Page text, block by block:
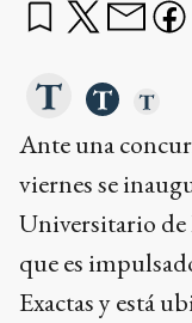
Ante una
viernes se
Universitario
que es
Exactas y está